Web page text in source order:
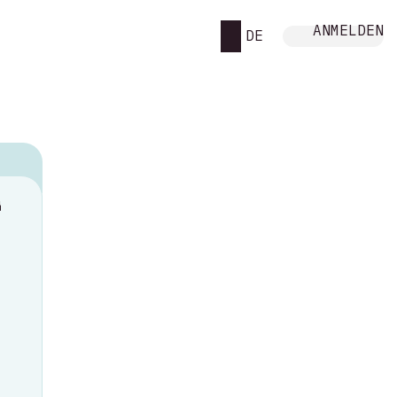
DE ANMELDEN